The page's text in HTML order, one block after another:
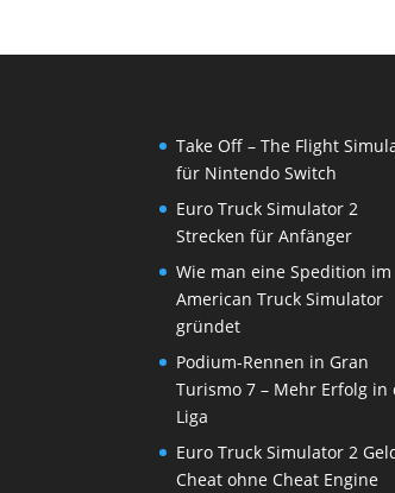
Take Off – The Flight
für Nintendo Switch
Euro Truck Simulator 2
Strecken für Anfänger
Wie man eine Spedition im
American Truck Simulator
gründet
Podium-Rennen in Gran
Turismo 7 – Mehr Erfolg in
Liga
Euro Truck Simulator 2
Cheat ohne Cheat Engine